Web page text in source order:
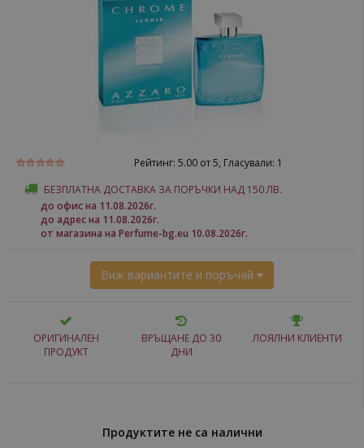
Рейтинг: 5.00от 5, Гласували: 1
БЕЗПЛАТНА ДОСТАВКА ЗА ПОРЪЧКИ НАД 150 ЛВ.
до офис на 11.08.2026г.
до адрес на 11.08.2026г.
от магазина на Perfume-bg.eu 10.08.2026г.
Виж вариантите и поръчай
ОРИГИНАЛЕН
ПРОДУКТ
ВРЪЩАНЕ ДО 30
ДНИ
ЛОЯЛНИ КЛИЕНТИ
Продуктите не са налични